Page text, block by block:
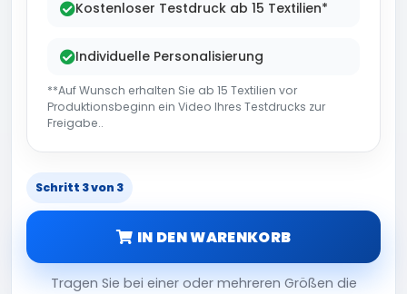
Kostenloser Testdruck ab 15 Textilien*
Individuelle Personalisierung
**Auf Wunsch erhalten Sie ab 15 Textilien vor
Produktionsbeginn ein Video Ihres Testdrucks zur
Freigabe..
Schritt 3 von 3
IN DEN WARENKORB
Tragen Sie bei einer oder mehreren Größen die